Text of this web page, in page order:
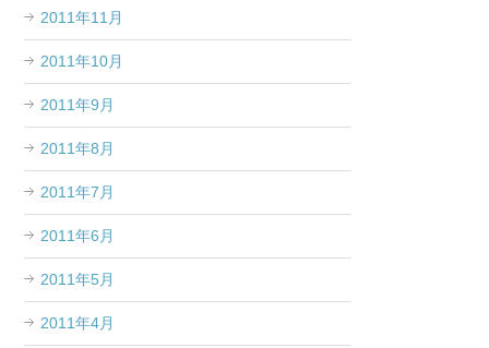
2011年11月
2011年10月
2011年9月
2011年8月
2011年7月
2011年6月
2011年5月
2011年4月